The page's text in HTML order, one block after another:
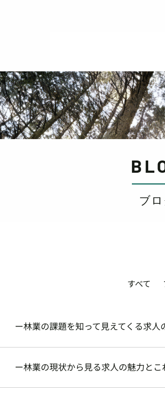
ブ
すべて
ー林業の課題を知って見えてくる求人
ー林業の現状から見る求人の魅力と